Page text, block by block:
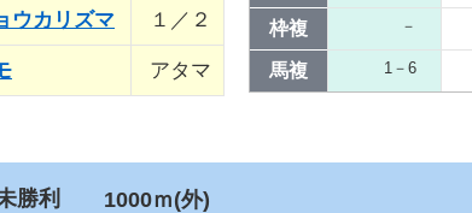
ウカリズマ １／２
アタマ
枠複 －
馬複 1－6
勝利 1000ｍ(外)